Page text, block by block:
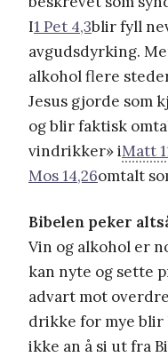
I1 Pet 4,3blir fyll
avgudsdyrking.
alkohol flere
Jesus gjorde som
og blir faktisk
vindrikker» iMatt
Mos 14,26omtalt
Bibelen peker
Vin og alkohol er
kan nyte og sette
advart mot
drikke for mye blir
ikke an å si ut fra